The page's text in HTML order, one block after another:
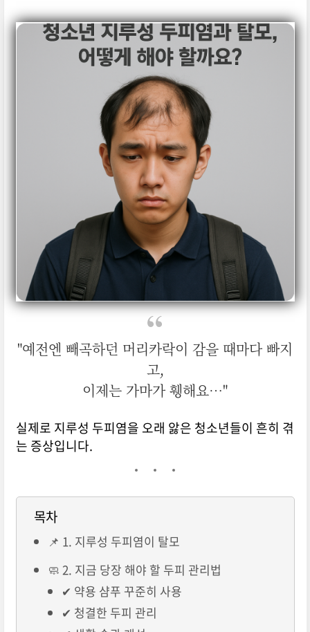
"예전엔 빼곡하던 머리카락이 감을 때마다 빠지
고,
이제는 가마가 휑해요…"
실제로 지루성 두피염을 오래 앓은 청소년들이 흔히 겪
는 증상입니다.
목차
📌 1. 지루성 두피염이 탈모
🧼 2. 지금 당장 해야 할 두피 관리법
✔ 약용 샴푸 꾸준히 사용
✔ 청결한 두피 관리